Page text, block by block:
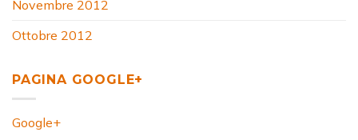
Novembre 2012
Ottobre 2012
PAGINA GOOGLE+
Google+